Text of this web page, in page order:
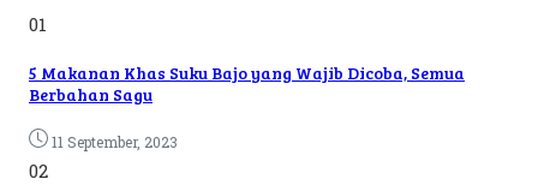
01
5 Makanan Khas Suku Bajo yang Wajib Dicoba, Semua
Berbahan Sagu
11 September, 2023
02